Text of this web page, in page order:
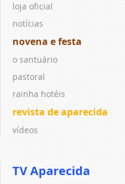
loja oficial
notícias
novena e festa
o santuário
pastoral
rainha hotéis
revista de aparecida
vídeos
TV Aparecida